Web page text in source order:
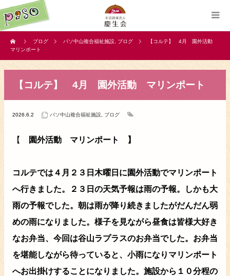
ブログ パソ中山複合福祉施設 ブログ
【コルテ】 4月 園外活動
マリンポート
【コルテ】 4月 園外活動 マリンポート
2026.6.2 パソ中山複合福祉施設 ブログ
【 園外活動 マリンポート 】
コルテでは４月２３日木曜日に園外活動でマリンポート
へ行きました。２３日の天気予報は雨の予報。しかも大
雨の予報でした。朝は雨が降り続きましたがだんだん弱
めの雨になりました。様子を見ながら昼食は皆様大好き
なお弁当、今回は谷山ラプラスのお弁当でした。お弁当
を堪能しながら待っていると、小雨になりマリンポート
へお出掛けすることになりました。施設から１０分程の